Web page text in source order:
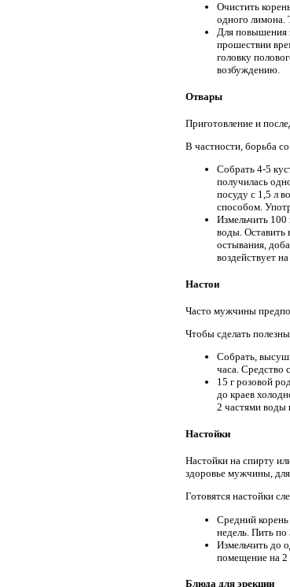
Очистить
одного лимона.
Для повышения
прошествии
головку
возбуждению.
Отвары
Приготовление и
В частности, борьба
Собрать 4-5
получилась
посуду с 1,5 л
способом.
Измельчить
воды. Оставить
остывания,
воздействует
Настои
Часто мужчины
Чтобы сделать
Собрать,
часа. Средство
15 г розовой
до краев
2 частями воды
Настойки
Настойки на спирту
здоровье мужчины,
Готовятся настойки
Средний корень
недель. Пить
Измельчить до
помещение на 2
Блюда для эрекции